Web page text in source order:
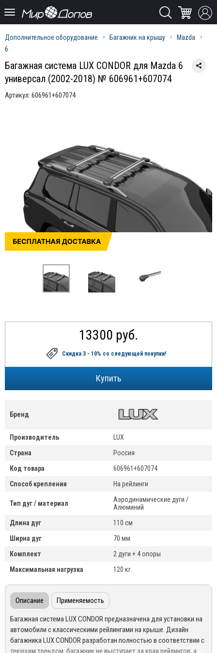
Дополнительное оборудование Багажник на крышу
Mazda
6
Багажная система LUX CONDOR для Mazda 6
универсал (2002-2018) № 606961+607074
Артикул: 606961+607074
13300 руб.
Скидка 3 - 10% со следующей покупки!
Бренд
Производитель
LUX
Страна
Россия
Код товара
606961+607074
Способ крепления
На рейлинги
Тип дуг / материал
Аэродинамические дуги /
Алюминий
Длина дуг
110 см
Ширна дуг
70 мм
Комплект
2 дуги + 4 опоры
Максимальная нагрузка
120 кг.
Описание Применяемость
Багажная система LUXCONDORпредназначена для установки на
автомобили с классическими рейлингами на крыше. Дизайн
багажникаLUX CONDORразработан полностью в соответствии с
текущим трендом: багажник не выступает за края рейлингов, а